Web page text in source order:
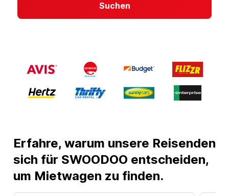
Suchen
Erfahre, warum unsere Reisenden
sich für SWOODOO entscheiden,
um Mietwagen zu finden.